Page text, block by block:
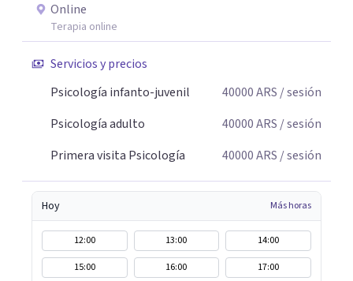
Online
Terapia online
Servicios y precios
Psicología infanto-juvenil
40000ARS / sesión
Psicología adulto
40000ARS / sesión
Primera visita Psicología
40000ARS / sesión
Hoy Más horas
12:00 13:00
14:00
15:00
16:00 17:00